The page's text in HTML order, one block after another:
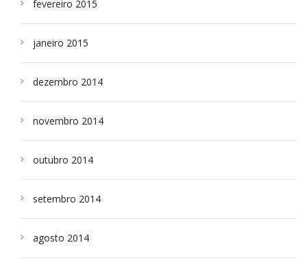
fevereiro 2015
janeiro 2015
dezembro 2014
novembro 2014
outubro 2014
setembro 2014
agosto 2014